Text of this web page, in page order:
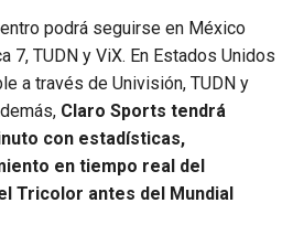
podrá seguirse en México
7, TUDN y ViX. En Estados Unidos
a través de Univisión, TUDN y
Claro Sports tendrá
con estadísticas,
en tiempo real del
Tricolor antes del Mundial